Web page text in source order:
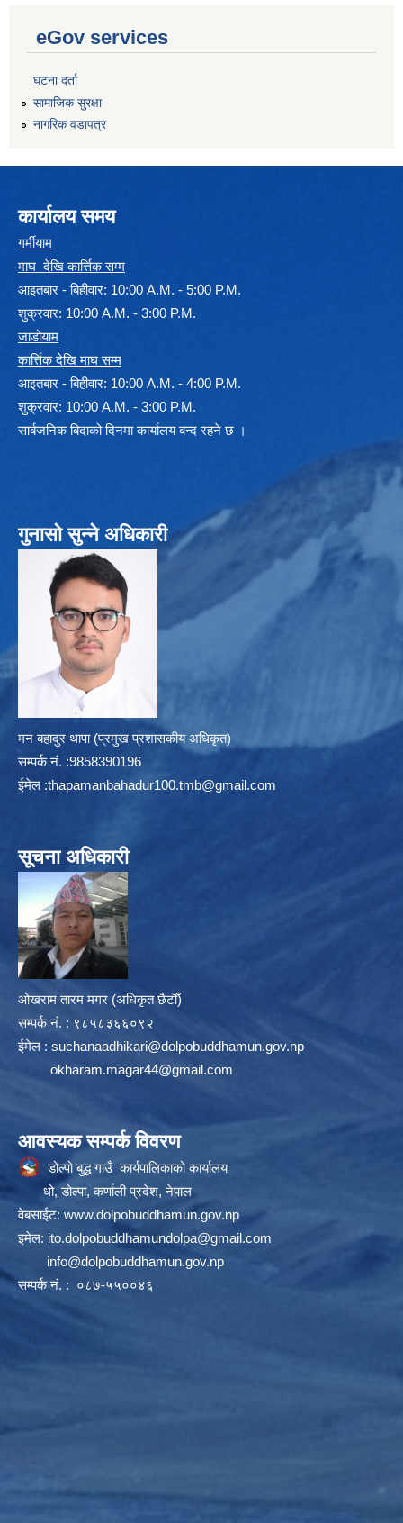
eGov services
घटना दर्ता
सामाजिक सुरक्षा
नागरिक वडापत्र
कार्यालय समय
गर्मीयाम
माघ देखि कार्त्तिक सम्म
आइतबार - बिहीवार: 10:00 A.M. - 5:00 P.M.
शुक्रवार: 10:00 A.M. - 3:00 P.M.
जाडोयाम
कार्त्तिक देखि माघ सम्म
आइतबार - बिहीवार: 10:00 A.M. - 4:00 P.M.
शुक्रवार: 10:00 A.M. - 3:00 P.M.
सार्बजनिक बिदाको दिनमा कार्यालय बन्द रहने छ ।
गुनासो सुन्ने अधिकारी
मन बहादुर थापा (प्रमुख प्रशासकीय अधिकृत)
सम्पर्क न‌ं. :9858390196
ईमेल :thapamanbahadur100.tmb@gmail.com
सूचना अधिकारी
ओखराम तारम मगर (अधिकृत छैटौँ)
सम्पर्क न‌ं. : ९८५८३६६०९२
ईमेल : suchanaadhikari@dolpobuddhamun.gov.np
okharam.magar44@gmail.com
आवस्यक सम्पर्क विवरण
डोल्पो बुद्ध गाउँ कार्यपालिकाको कार्यालय
धो, डोल्पा, कर्णाली प्रदेश, नेपाल
वेबसाईट: www.dolpobuddhamun.gov.np
इमेल: ito.dolpobuddhamundolpa@gmail.com
info@dolpobuddhamun.gov.np
सम्पर्क नं. : ०८७-५५००४६